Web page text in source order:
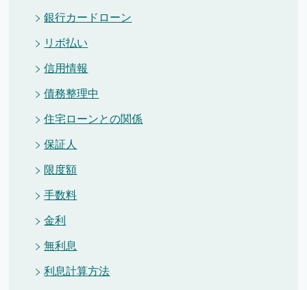
銀行カードローン
リボ払い
信用情報
債務整理中
住宅ローンとの関係
保証人
限度額
手数料
金利
無利息
利息計算方法